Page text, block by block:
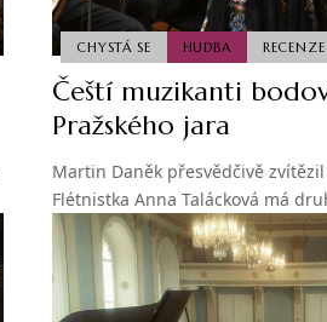
CHYSTÁ SE HUDBA RECENZE
Čeští muzikanti
Pražského jara
Martin Daněk přesvědčivě
Flétnistka Anna Talácková má